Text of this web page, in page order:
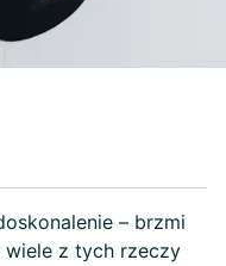
– brzmi
wiele z tych rzeczy